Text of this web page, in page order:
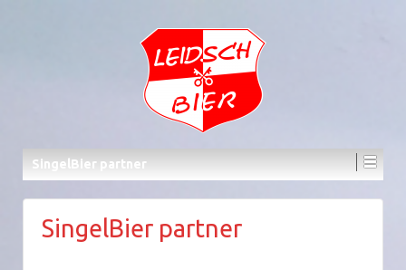
SingelBier partner
SingelBier partner